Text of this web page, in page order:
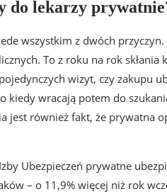
do lekarzy
wszystkim z dwóch
To z roku na rok
wizyt, czy zakupu
kiedy wracają potem do
jest również fakt, że prywatna
Ubezpieczeń prywatne
– o 11,9% więcej niż rok